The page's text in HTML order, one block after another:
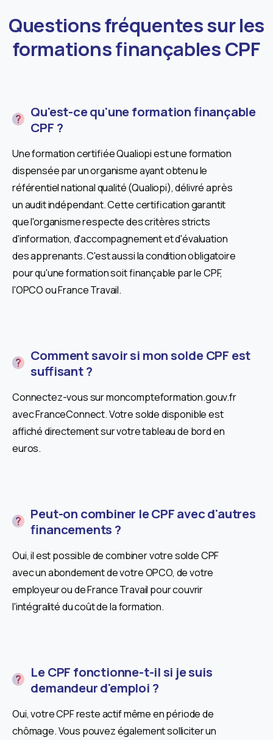
Questions fréquentes sur les
formations finançables CPF
Qu'est-ce qu'une formation finançable
CPF ?
Une formation certifiée Qualiopi est une formation
dispensée par un organisme ayant obtenu le
référentiel national qualité (Qualiopi), délivré après
un audit indépendant. Cette certification garantit
que l'organisme respecte des critères stricts
d'information, d'accompagnement et d'évaluation
des apprenants. C'est aussi la condition obligatoire
pour qu'une formation soit finançable par le CPF,
l'OPCO ou France Travail.
Comment savoir si mon solde CPF est
suffisant ?
Connectez-vous sur moncompteformation.gouv.fr
avec FranceConnect. Votre solde disponible est
affiché directement sur votre tableau de bord en
euros.
Peut-on combiner le CPF avec d'autres
financements ?
Oui, il est possible de combiner votre solde CPF
avec un abondement de votre OPCO, de votre
employeur ou de France Travail pour couvrir
l'intégralité du coût de la formation.
Le CPF fonctionne-t-il si je suis
demandeur d'emploi ?
Oui, votre CPF reste actif même en période de
chômage. Vous pouvez également solliciter un